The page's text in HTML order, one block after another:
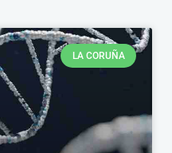
LA CORUÑA